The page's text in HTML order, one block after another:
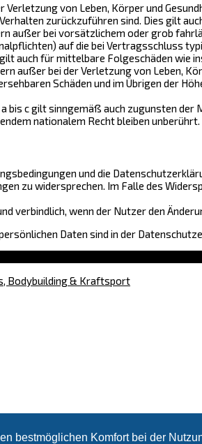
bestmöglichen Komfort bei der
von Leben, Körper und
zurückzuführen sind. Dies gilt
außer bei vorsätzlichem oder grob
auf die bei Vertragsschluss
auch für mittelbare Folgeschäden wie
außer bei der Verletzung von Leben,
Schäden und im Übrigen der
bis c gilt sinngemäß auch zugunsten
nationalem Recht bleiben unberührt.
und die
zu widersprechen. Im Falle des
verbindlich, wenn der Nutzer den
Daten sind in der
Bodybuilding & Kraftsport